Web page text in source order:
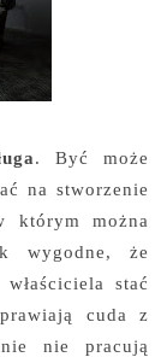
. Być może
na stworzenie
którym można
wygodne, że
stać
cuda z
nie pracują